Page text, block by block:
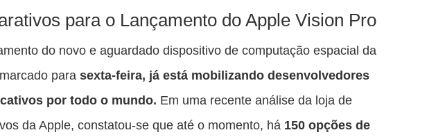
esta
com
Facebook
esta
com
Twitter
esta
com
Messenger
para o Lançamento do Apple Vision Pro
do novo e aguardado dispositivo de computação espacial da
para sexta-feira, já está mobilizando desenvolvedores
por todo o mundo. Em uma recente análise da loja de
da Apple, constatou-se que até o momento, há 150 opções de